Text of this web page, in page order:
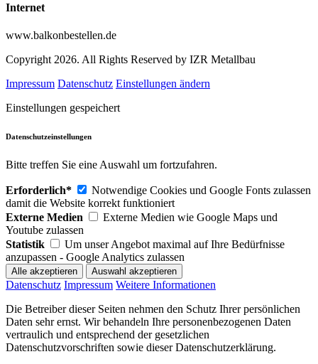
Internet
www.balkonbestellen.de
Copyright 2026. All Rights Reserved by IZR Metallbau
Impressum Datenschutz Einstellungen ändern
Einstellungen gespeichert
Datenschutzeinstellungen
Bitte treffen Sie eine Auswahl um fortzufahren.
Erforderlich*
Notwendige Cookies und Google Fonts zulassen
damit die Website korrekt funktioniert
Externe Medien
Externe Medien wie Google Maps und
Youtube zulassen
Statistik
Um unser Angebot maximal auf Ihre Bedürfnisse
anzupassen - Google Analytics zulassen
Datenschutz Impressum Weitere Informationen
Die Betreiber dieser Seiten nehmen den Schutz Ihrer persönlichen
Daten sehr ernst. Wir behandeln Ihre personenbezogenen Daten
vertraulich und entsprechend der gesetzlichen
Datenschutzvorschriften sowie dieser Datenschutzerklärung.